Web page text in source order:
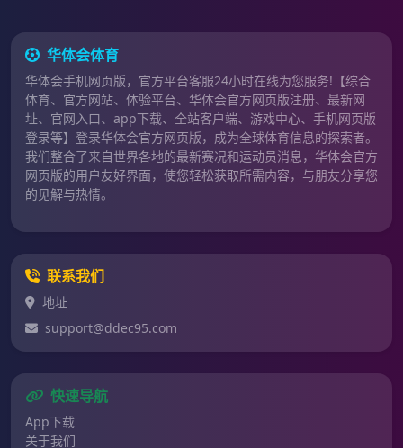
华体会体育
华体会手机网页版，官方平台客服24小时在线为您服务!【综合
体育、官方网站、体验平台、华体会官方网页版注册、最新网
址、官网入口、app下载、全站客户端、游戏中心、手机网页版
登录等】登录华体会官方网页版，成为全球体育信息的探索者。
我们整合了来自世界各地的最新赛况和运动员消息，华体会官方
网页版的用户友好界面，使您轻松获取所需内容，与朋友分享您
的见解与热情。
联系我们
地址
support@ddec95.com
快速导航
App下载
关于我们